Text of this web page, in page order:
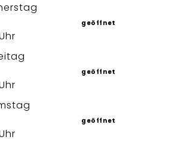
geöffnet
geöffnet
geöffnet